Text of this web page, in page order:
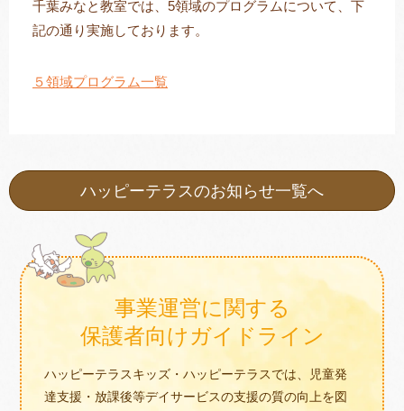
トレキング
千葉みなと教室では、5領域のプログラムについて、下
記の通り実施しております。
５領域プログラム一覧
ハッピーテラスのお知らせ一覧へ
事業運営に関する
保護者向けガイドライン
ハッピーテラスキッズ・ハッピーテラスでは、児童発
達支援・放課後等デイサービスの支援の質の向上を図